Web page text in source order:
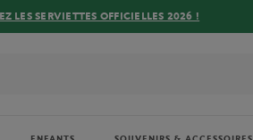
LES SERVIETTES OFFICIELLES 2026 !